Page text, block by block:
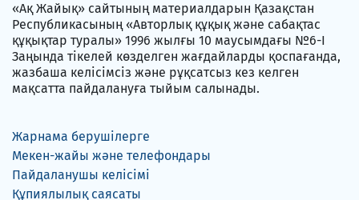
«Ақ Жайық» сайтының материалдарын Қазақстан
Республикасының «Авторлық құқық және сабақтас
құқықтар туралы» 1996 жылғы 10 маусымдағы №6-I
Заңында тікелей көзделген жағдайларды қоспағанда,
жазбаша келісімсіз және рұқсатсыз кез келген
мақсатта пайдалануға тыйым салынады.
Жарнама берушілерге
Мекен-жайы және телефондары
Пайдаланушы келісімі
Құпиялылық саясаты